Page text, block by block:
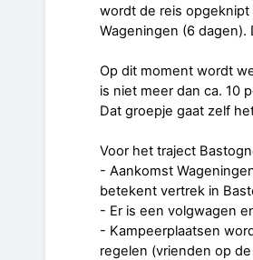
wordt de reis
Wageningen (6
Op dit moment wordt
is niet meer dan ca. 10
Dat groepje gaat zelf
Voor het traject
- Aankomst
betekent vertrek in
- Er is een volgwagen
- Kampeerplaatsen
regelen (vrienden op